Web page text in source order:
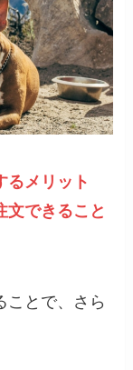
るメリット
文できること
ことで、さら